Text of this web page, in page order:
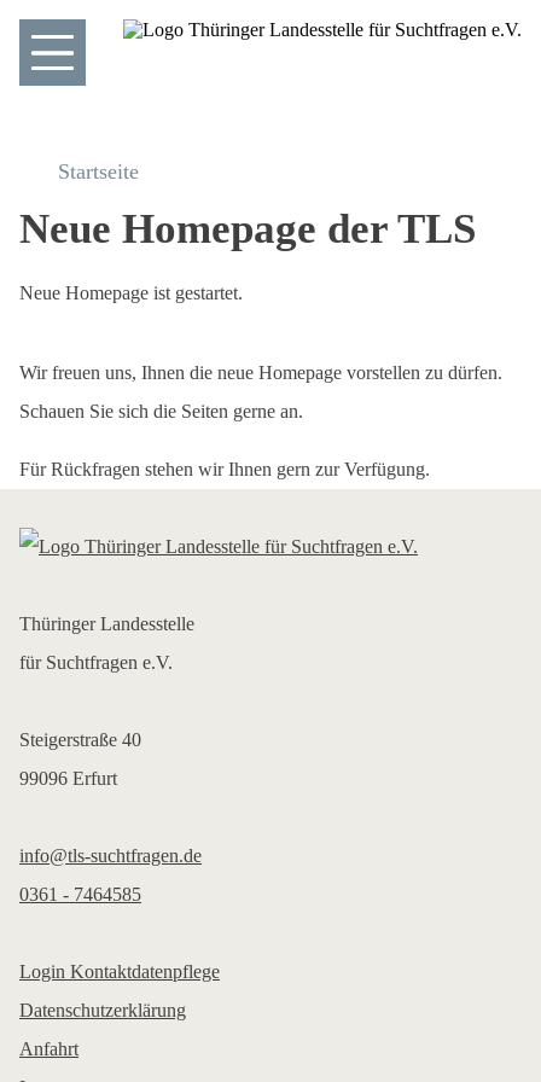
Startseite
Neue Homepage der TLS
Neue Homepage ist gestartet.
Wir freuen uns, Ihnen die neue Homepage vorstellen zu dürfen.
Schauen Sie sich die Seiten gerne an.
Für Rückfragen stehen wir Ihnen gern zur Verfügung.
Thüringer Landesstelle
für Suchtfragen e.V.
Steigerstraße 40
99096 Erfurt
info@tls-suchtfragen.de
0361 - 7464585
Login Kontaktdatenpflege
Datenschutzerklärung
Anfahrt